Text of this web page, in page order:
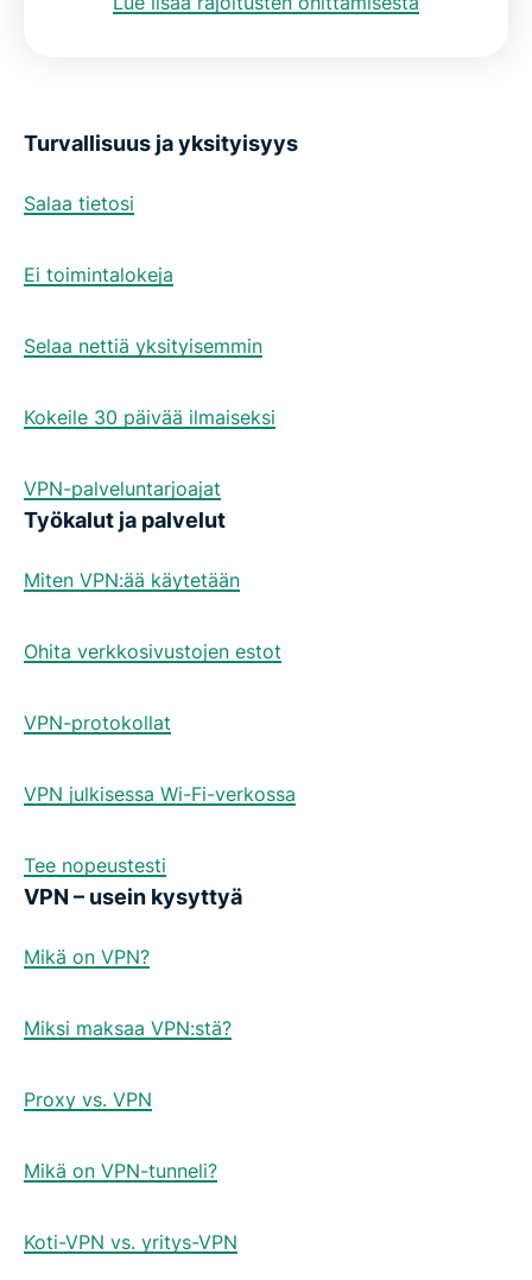
Turvallisuus ja yksityisyys
Salaa tietosi
Ei toimintalokeja
Selaa nettiä yksityisemmin
Kokeile 30 päivää ilmaiseksi
VPN-palveluntarjoajat
Työkalut ja palvelut
Miten VPN:ää käytetään
Ohita verkkosivustojen estot
VPN-protokollat
VPN julkisessa Wi-Fi-verkossa
Tee nopeustesti
VPN – usein kysyttyä
Mikä on VPN?
Miksi maksaa VPN:stä?
Proxy vs. VPN
Mikä on VPN-tunneli?
Koti-VPN vs. yritys-VPN